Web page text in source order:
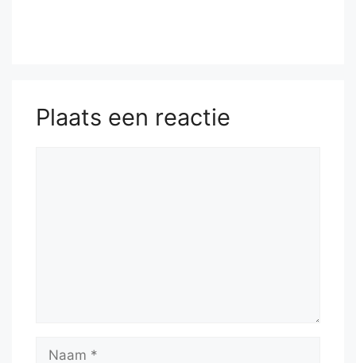
Plaats een reactie
Naam